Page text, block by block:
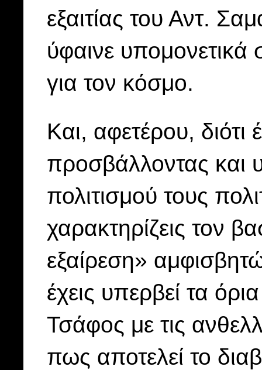
εξαιτίας του Αντ.
ύφαινε υπομονετικά
για τον κόσμο.
Και, αφετέρου, διότι
προσβάλλοντας και
πολιτισμού τους
χαρακτηρίζεις τον
εξαίρεση»
έχεις υπερβεί τα
Τσάφος με τις
πως αποτελεί το